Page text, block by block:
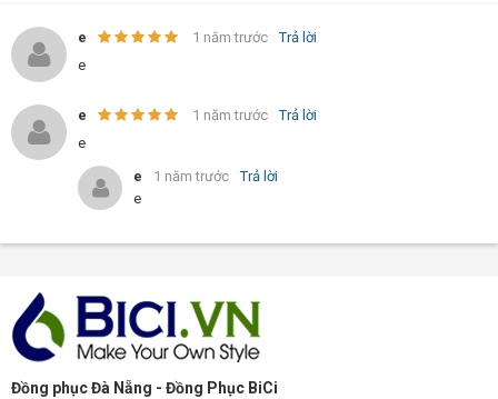
e 1 năm trước
Trả lời
e
e 1 năm trước
Trả lời
e
e
1 năm trước
Trả lời
e
Đồng phục Đà Nẵng - Đồng Phục BiCi